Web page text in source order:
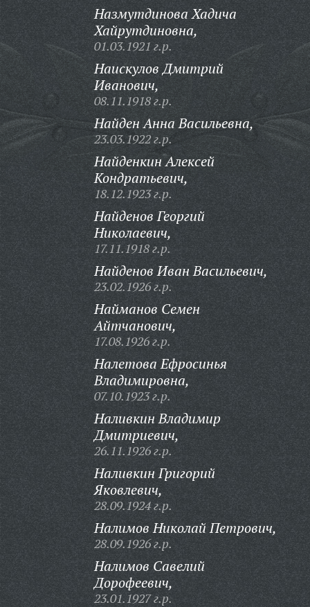
Назмутдинова Хадича
Хайрутдиновна,
01.03.1921 г.р.
Наискулов Дмитрий
Иванович,
08.11.1918 г.р.
Найден Анна Васильевна,
23.03.1922 г.р.
Найденкин Алексей
Кондратьевич,
18.12.1923 г.р.
Найденов Георгий
Николаевич,
17.11.1918 г.р.
Найденов Иван Васильевич,
23.02.1926 г.р.
Найманов Семен
Айтчанович,
17.08.1926 г.р.
Налетова Ефросинья
Владимировна,
07.10.1923 г.р.
Наливкин Владимир
Дмитриевич,
26.11.1926 г.р.
Наливкин Григорий
Яковлевич,
28.09.1924 г.р.
Налимов Николай Петрович,
28.09.1926 г.р.
Налимов Савелий
Дорофеевич,
23.01.1927 г.р.